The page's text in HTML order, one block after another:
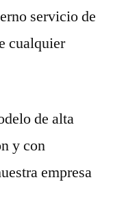
servicio de
cualquier
de alta
y con
empresa